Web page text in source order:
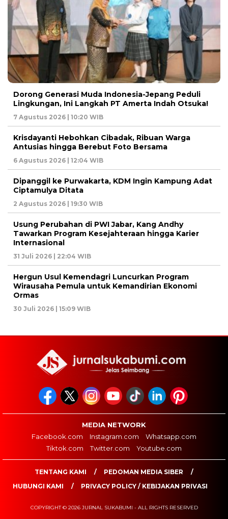
Dorong Generasi Muda Indonesia-Jepang Peduli
Lingkungan, Ini Langkah PT Amerta Indah Otsuka!
7 Agustus 2026 | 10:20 WIB
Krisdayanti Hebohkan Cibadak, Ribuan Warga
Antusias hingga Berebut Foto Bersama
6 Agustus 2026 | 12:04 WIB
Dipanggil ke Purwakarta, KDM Ingin Kampung Adat
Ciptamulya Ditata
2 Agustus 2026 | 19:30 WIB
Usung Perubahan di PWI Jabar, Kang Andhy
Tawarkan Program Kesejahteraan hingga Karier
Internasional
31 Juli 2026 | 22:04 WIB
Hergun Usul Kemendagri Luncurkan Program
Wirausaha Pemula untuk Kemandirian Ekonomi
Ormas
30 Juli 2026 | 15:09 WIB
MEDIA NETWORK
Facebook.com
Instagram.com
Whatsapp.com
Tiktok.com
Twitter.com Youtube.com
TENTANG KAMI
PEDOMAN MEDIA SIBER
HUBUNGI KAMI
PRIVACY POLICY / KEBIJAKAN PRIVASI
COPYRIGHT © 2026 JURNAL SUKABUMI - ALL RIGHTS RESERVED